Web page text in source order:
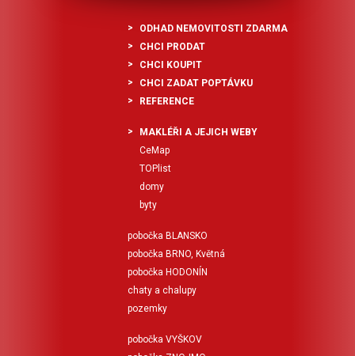
ODHAD NEMOVITOSTI ZDARMA
CHCI PRODAT
CHCI KOUPIT
CHCI ZADAT POPTÁVKU
REFERENCE
MAKLÉŘI A JEJICH WEBY
CeMap
TOPlist
domy
byty
pobočka BLANSKO
pobočka BRNO, Květná
pobočka HODONÍN
chaty a chalupy
pozemky
pobočka VYŠKOV